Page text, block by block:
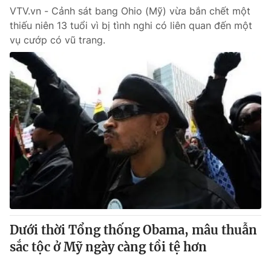
VTV.vn - Cảnh sát bang Ohio (Mỹ) vừa bắn chết một
thiếu niên 13 tuổi vì bị tình nghi có liên quan đến một
vụ cướp có vũ trang.
Dưới thời Tổng thống Obama, mâu thuẫn
sắc tộc ở Mỹ ngày càng tồi tệ hơn